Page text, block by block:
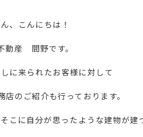
、こんにちは！
動産 間野です。
に来られたお客様に対して
のご紹介も行っております。
こに自分が思ったような建物が建